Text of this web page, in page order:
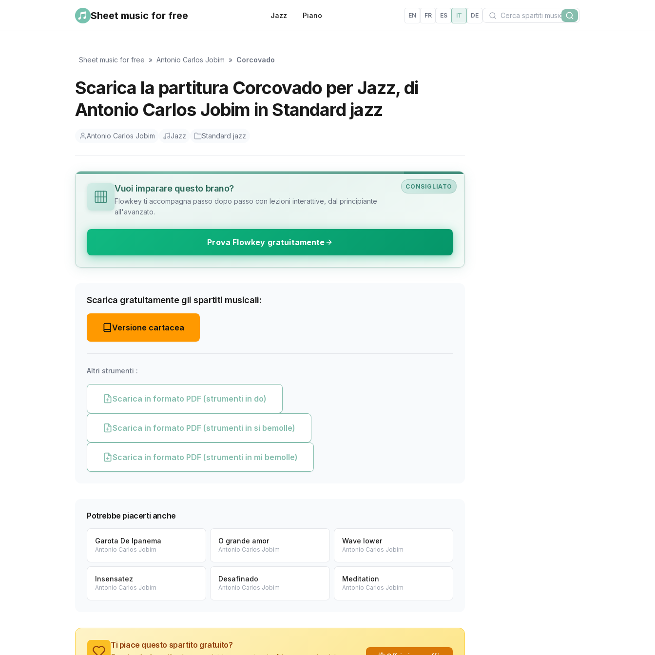
Sheet music for free Jazz Piano EN FR ES IT DE Cerca
Cerca
Sheet music for free » Antonio Carlos Jobim » Corcovado
Scarica la partitura Corcovado per Jazz, di
Antonio Carlos Jobim in Standard jazz
Antonio Carlos Jobim Jazz Standard jazz
CONSIGLIATO
Vuoi imparare questo brano?
Flowkey ti accompagna passo dopo passo con lezioni interattive, dal principiante
all'avanzato.
Prova Flowkey gratuitamente
Scarica gratuitamente gli spartiti musicali:
Versione cartacea
Altri strumenti :
Scarica in formato PDF (strumenti in do)
Scarica in formato PDF (strumenti in si bemolle)
Scarica in formato PDF (strumenti in mi bemolle)
Potrebbe piacerti anche
Garota De Ipanema
Antonio Carlos Jobim
O grande amor
Antonio Carlos Jobim
Wave lower
Antonio Carlos Jobim
Insensatez
Antonio Carlos Jobim
Desafinado
Antonio Carlos Jobim
Meditation
Antonio Carlos Jobim
Ti piace questo spartito gratuito?